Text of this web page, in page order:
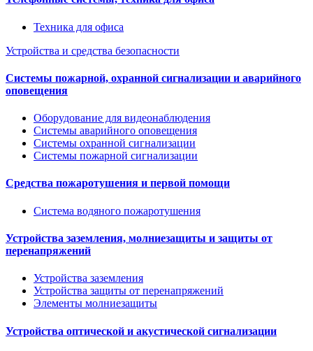
Техника для офиса
Устройства и средства безопасности
Системы пожарной, охранной сигнализации и аварийного
оповещения
Оборудование для видеонаблюдения
Системы аварийного оповещения
Системы охранной сигнализации
Системы пожарной сигнализации
Средства пожаротушения и первой помощи
Система водяного пожаротушения
Устройства заземления, молниезащиты и защиты от
перенапряжений
Устройства заземления
Устройства защиты от перенапряжений
Элементы молниезащиты
Устройства оптической и акустической сигнализации